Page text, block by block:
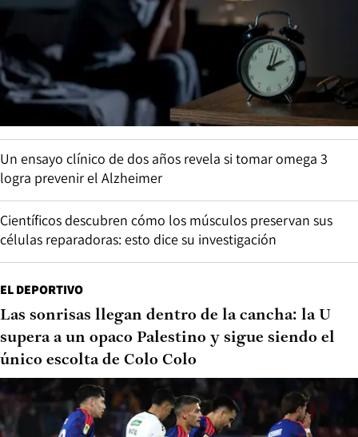
Un ensayo clínico de dos años revela si tomar omega 3
logra prevenir el Alzheimer
Científicos descubren cómo los músculos preservan sus
células reparadoras: esto dice su investigación
EL DEPORTIVO
Las sonrisas llegan dentro de la cancha: la U
supera a un opaco Palestino y sigue siendo el
único escolta de Colo Colo